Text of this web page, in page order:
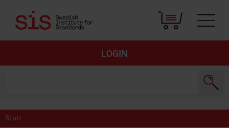
LOGIN
Start